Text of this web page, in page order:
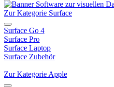
Zur Kategorie Surface
Surface Go 4
Surface Pro
Surface Laptop
Surface Zubehör
Zur Kategorie Apple